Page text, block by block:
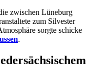
zwischen Lüneburg
zum Silvester
sorgte schicke
.